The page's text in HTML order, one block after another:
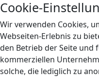
Cookie-
Wir verwenden Cookies,
Webseiten-Erlebnis zu
den Betrieb der Seite und
kommerziellen
solche, die lediglich zu